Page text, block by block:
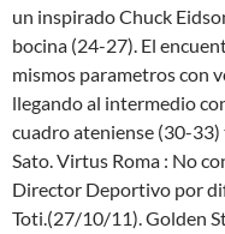
un inspirado Chuck
bocina (24-27). El
mismos parametros con
llegando al intermedio
cuadro ateniense (30-
Sato. Virtus Roma : No
Director Deportivo por
Toti.(27/10/11). Golden